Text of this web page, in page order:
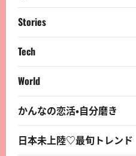
Stories
Tech
World
かんなの恋活・自分磨き
日本未上陸♡最旬トレンド